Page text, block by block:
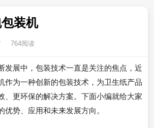
装机
764阅读
发展中，包装技术一直是关注的焦点，近
作为一种创新的包装技术，为卫生纸产品
、更环保的解决方案。下面小编就给大家
优势、应用和未来发展方向。